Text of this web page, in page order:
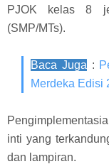
PJOK kelas 8
(SMP/MTs).
Baca Juga :
Merdeka Edisi
inti yang
dan lampiran.